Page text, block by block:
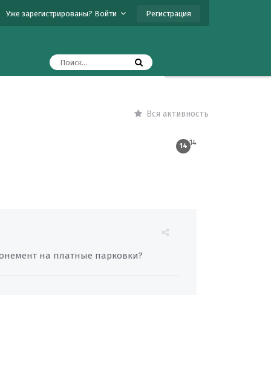
Уже зарегистрированы? Войти Регистрация
Вся активность
14
14
на платные парковки?